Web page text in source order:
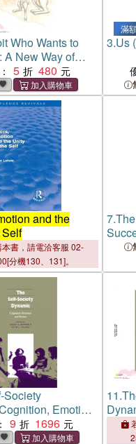
Who Wants to
A New Way of
to Sleep
5 480
滿
3.Us
and the
書，請電洽客服 02-
分機130、131]。
7.
Society
Emotion
9 1696
11.
and